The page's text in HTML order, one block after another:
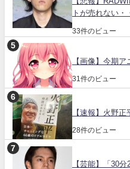
トが売れない
33件のビュー
【画像】今期
31件のビュー
【速報】火野正
28件のビュー
【芸能】「30